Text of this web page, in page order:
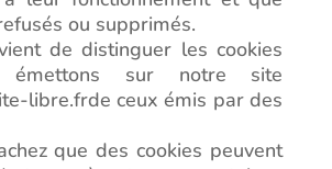
ou supprimés.
de distinguer les cookies
émettons sur notre site
libre.frde ceux émis par des
que des cookies peuvent